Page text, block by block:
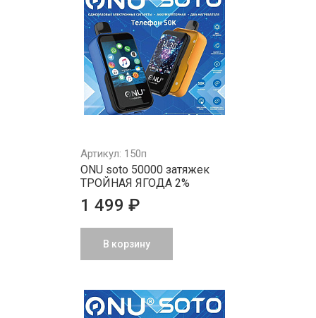
Артикул: 150п
ONU soto 50000 затяжек
ТРОЙНАЯ ЯГОДА 2%
1 499 ₽
В корзину